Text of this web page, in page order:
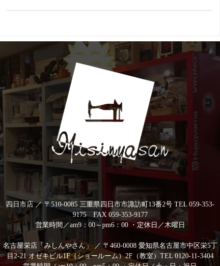
四日市店 ／ 〒510-0085 三重県四日市市諏訪町13番2号 TEL 059-353-
9175 FAX 059-353-9177
営業時間／am9：00～pm6：00 ・定休日／木曜日
名古屋栄店「みしんやさん」 ／ 〒460-0008 愛知県名古屋市中区栄5丁
目2-21 オゼキビル1F（ショールーム）2F（教室）TEL 0120-11-3404